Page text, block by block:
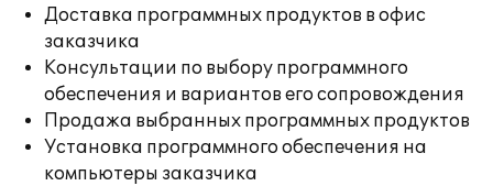
Доставка программных продуктов в офис
заказчика
Консультации по выбору программного
обеспечения и вариантов его сопровождения
Продажа выбранных программных продуктов
Установка программного обеспечения на
компьютеры заказчика